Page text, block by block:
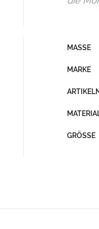
MASSE
MARKE
GRÖSSE